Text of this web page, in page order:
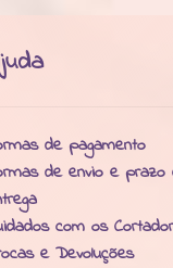
de pagamento
de envio e prazo
com os
e Devoluções